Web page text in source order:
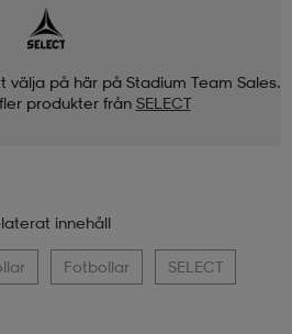
på här på Stadium Team Sales.
produkter från SELECT
innehåll
Fotbollar SELECT